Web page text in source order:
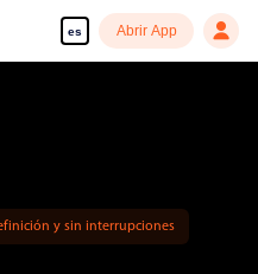
es Abrir App
y sin interrupciones